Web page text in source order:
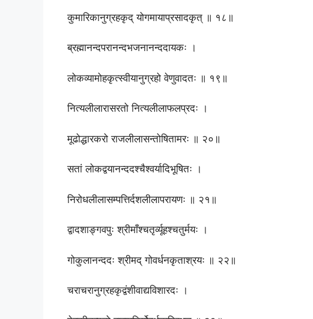
कुमारिकानुग्रहकृद् योगमायाप्रसादकृत् ॥ १८॥
ब्रह्मानन्दपरानन्दभजनानन्ददायकः ।
लोकव्यामोहकृत्स्वीयानुग्रहो वेणुवादतः ॥ १९॥
नित्यलीलारासरतो नित्यलीलाफलप्रदः ।
मूढोद्धारकरो राजलीलासन्तोषितामरः ॥ २०॥
सतां लोकद्वयानन्ददश्चैश्वर्यादिभूषितः ।
निरोधलीलासम्पत्तिर्दशलीलापरायणः ॥ २१॥
द्वादशाङ्गवपुः श्रीमाँश्चतृर्व्यूहश्चतुर्मयः ।
गोकुलानन्ददः श्रीमद् गोवर्धनकृताश्रयः ॥ २२॥
चराचरानुग्रहकृद्वंशीवाद्यविशारदः ।